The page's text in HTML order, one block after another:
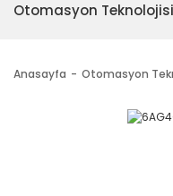
Otomasyon Teknolojisi
Anasayfa Otomasyon